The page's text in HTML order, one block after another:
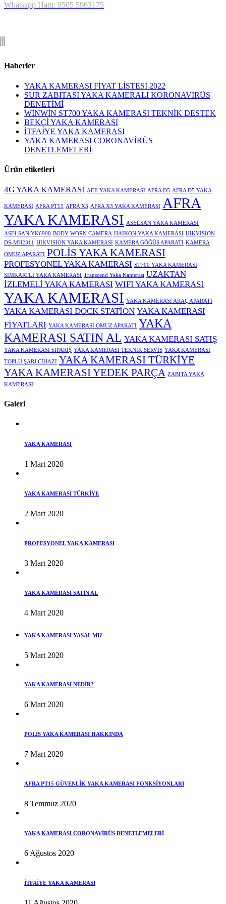
Whatsapp Hattı: 0505 5963175
Haberler
YAKA KAMERASI FİYAT LİSTESİ 2022
SUR ZABITASI YAKA KAMERALI KORONAVİRÜS
DENETİMİ
WİNWİN ST700 YAKA KAMERASI TEKNİK DESTEK
BEKÇİ YAKA KAMERASI
İTFAİYE YAKA KAMERASI
YAKA KAMERASI CORONAVİRÜS
DENETLEMELERİ
Ürün etiketleri
4G YAKA KAMERASI AEE YAKA KAMERASI AFRA D5 AFRA D5 YAKA
KAMERASI AFRA PT15 AFRA X3 AFRA X3 YAKA KAMERASI AFRA
YAKA KAMERASI ASELSAN YAKA KAMERASI
ASELSAN YK6900 BODY WORN CAMERA HAIKON YAKA KAMERASI HIKVISION
DS-MH2311 HIKVISION YAKA KAMERASI KAMERA GÖĞÜS APARATI KAMERA
OMUZ APARATI POLİS YAKA KAMERASI
PROFESYONEL YAKA KAMERASI ST700 YAKA KAMERASI
SİMKARTLI YAKA KAMERASI Transcend Yaka Kamerası UZAKTAN
İZLEMELİ YAKA KAMERASI WIFI YAKA KAMERASI
YAKA KAMERASI YAKA KAMERASI ARAÇ APARATI
YAKA KAMERASI DOCK STATİON YAKA KAMERASI
FİYATLARI YAKA KAMERASI OMUZ APARATI YAKA
KAMERASI SATIN AL YAKA KAMERASI SATIŞ
YAKA KAMERASI SİPARİŞ YAKA KAMERASI TEKNİK SERVİS YAKA KAMERASI
TOPLU ŞARJ CİHAZI YAKA KAMERASI TÜRKİYE
YAKA KAMERASI YEDEK PARÇA ZABITA YAKA
KAMERASI
Galeri
YAKA KAMERASI
1 Mart 2020
YAKA KAMERASI TÜRKİYE
2 Mart 2020
PROFESYONEL YAKA KAMERASI
3 Mart 2020
YAKA KAMERASI SATIN AL
4 Mart 2020
YAKA KAMERASI YASAL MI?
5 Mart 2020
YAKA KAMERASI NEDİR?
6 Mart 2020
POLİS YAKA KAMERASI HAKKINDA
7 Mart 2020
AFRA PT15 GÜVENLİK YAKA KAMERASI FONKSİYONLARI
8 Temmuz 2020
YAKA KAMERASI CORONAVİRÜS DENETLEMELERİ
6 Ağustos 2020
İTFAİYE YAKA KAMERASI